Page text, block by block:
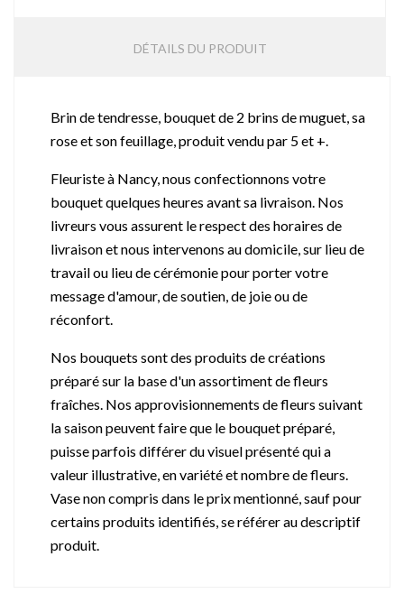
DÉTAILS DU PRODUIT
Brin de tendresse, bouquet de 2 brins de muguet, sa
rose et son feuillage, produit vendu par 5 et +.
Fleuriste à Nancy, nous confectionnons votre
bouquet quelques heures avant sa livraison. Nos
livreurs vous assurent le respect des horaires de
livraison et nous intervenons au domicile, sur lieu de
travail ou lieu de cérémonie pour porter votre
message d'amour, de soutien, de joie ou de
réconfort.
Nos bouquets sont des produits de créations
préparé sur la base d'un assortiment de fleurs
fraîches. Nos approvisionnements de fleurs suivant
la saison peuvent faire que le bouquet préparé,
puisse parfois différer du visuel présenté qui a
valeur illustrative, en variété et nombre de fleurs.
Vase non compris dans le prix mentionné, sauf pour
certains produits identifiés, se référer au descriptif
produit.